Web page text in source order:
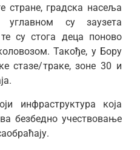
стране, градска насеља
углавном су заузета
су стога деца поново
Такође, у Бору
стазе/траке, зоне 30 и
инфраструктура која
безбедно учествовање